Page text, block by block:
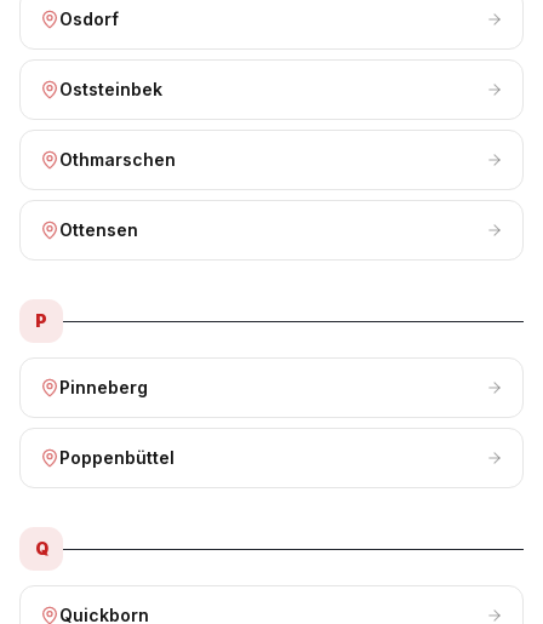
Osdorf
Oststeinbek
Othmarschen
Ottensen
P
Pinneberg
Poppenbüttel
Q
Quickborn